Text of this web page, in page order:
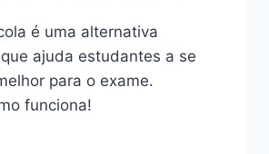
é uma alternativa
ajuda estudantes a se
para o exame.
funciona!